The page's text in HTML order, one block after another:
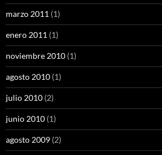
marzo 2011 (1)
enero 2011 (1)
noviembre 2010 (1)
agosto 2010 (1)
julio 2010 (2)
junio 2010 (1)
agosto 2009 (2)